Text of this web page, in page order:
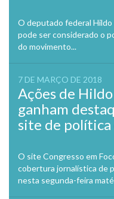
O deputado federal
pode ser considerado o
do movimento...
7 DE MARÇO DE 2018
Ações de
ganham
site de política
O site Congresso em
cobertura jornalística de
nesta segunda-feira